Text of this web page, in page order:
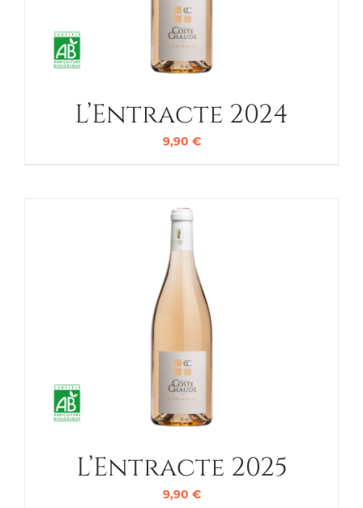
L’Entracte 2024
9,90 €
L’Entracte 2025
9,90 €